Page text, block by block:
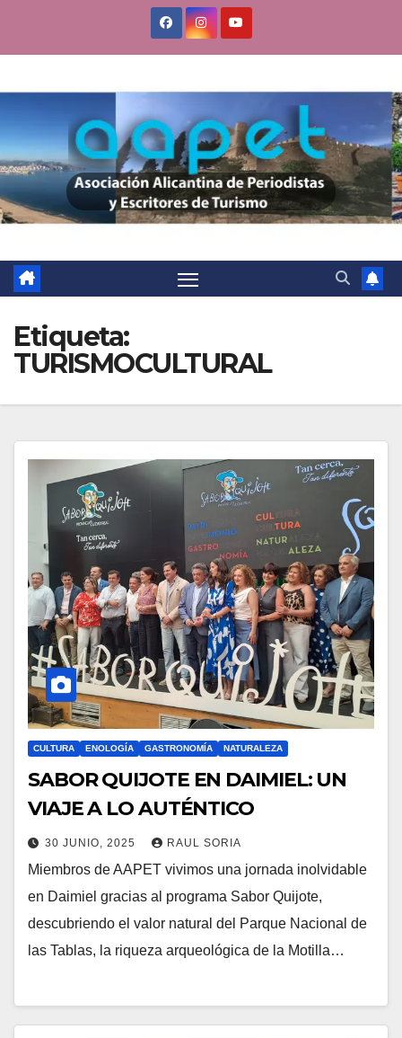
Etiqueta:
TURISMOCULTURAL
CULTURA ENOLOGÍA GASTRONOMÍA NATURALEZA
SABOR QUIJOTE EN DAIMIEL: UN
VIAJE A LO AUTÉNTICO
30 JUNIO, 2025 RAUL SORIA
Miembros de AAPET vivimos una jornada inolvidable
en Daimiel gracias al programa Sabor Quijote,
descubriendo el valor natural del Parque Nacional de
las Tablas, la riqueza arqueológica de la Motilla…